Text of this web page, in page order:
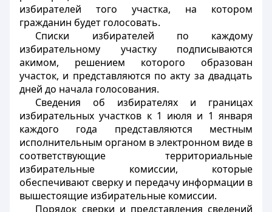
избирателей того участка, на котором
гражданин будет голосовать.
Списки избирателей по каждому
избирательному участку подписываются
акимом, решением которого образован
участок, и представляются по акту за двадцать
дней до начала голосования.
Сведения об избирателях и границах
избирательных участков к 1 июля и 1 января
каждого года представляются местным
исполнительным органом в электронном виде в
соответствующие территориальные
избирательные комиссии, которые
обеспечивают сверку и передачу информации в
вышестоящие избирательные комиссии.
Порядок сверки и представления сведений